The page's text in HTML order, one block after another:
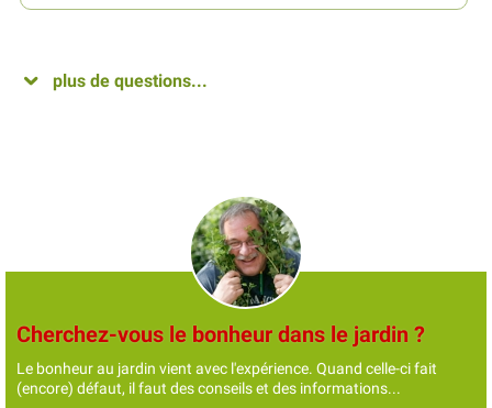
plus de questions...
Cherchez-vous le bonheur dans le jardin ?
Le bonheur au jardin vient avec l'expérience. Quand celle-ci fait
(encore) défaut, il faut des conseils et des informations...